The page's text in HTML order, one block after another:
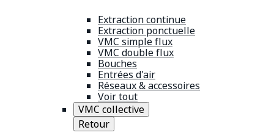
Extraction continue
Extraction ponctuelle
VMC simple flux
VMC double flux
Bouches
Entrées d'air
Réseaux & accessoires
Voir tout
VMC collective
Retour